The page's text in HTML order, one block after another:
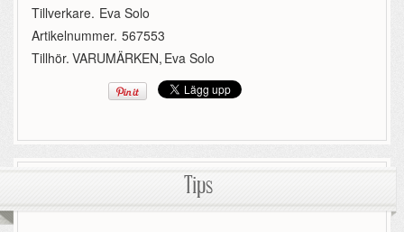
Tillverkare. Eva Solo
Artikelnummer. 567553
Tillhör. VARUMÄRKEN, Eva Solo
Tips